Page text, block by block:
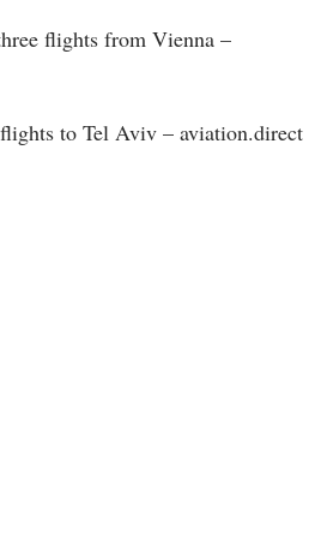
flights from Vienna –
to Tel Aviv – aviation.direct